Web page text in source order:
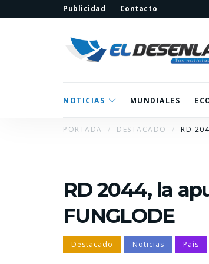
Publicidad Contacto
NOTICIAS MUNDIALES
PORTADA DESTACADO RD
RD 2044, la
FUNGLODE
Destacado Noticias País